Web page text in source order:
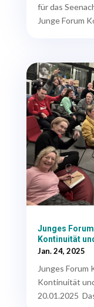
für das
Junge Forum
Junges
Kontinuität
Jan. 24, 2025
Junges Forum
Kontinuität
20.01.2025